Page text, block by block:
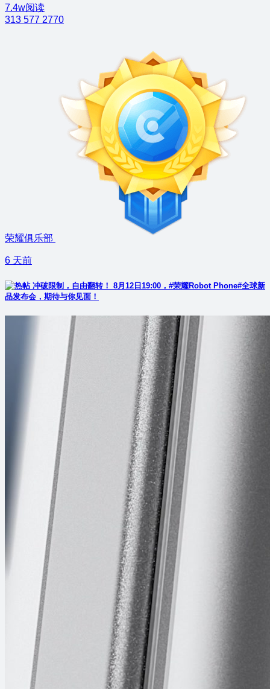
7.4w阅读
313 577 2770
荣耀俱乐部
6 天前
冲破限制，自由翻转！ 8月12日19:00，#荣耀Robot Phone#全球新
品发布会，期待与你见面！